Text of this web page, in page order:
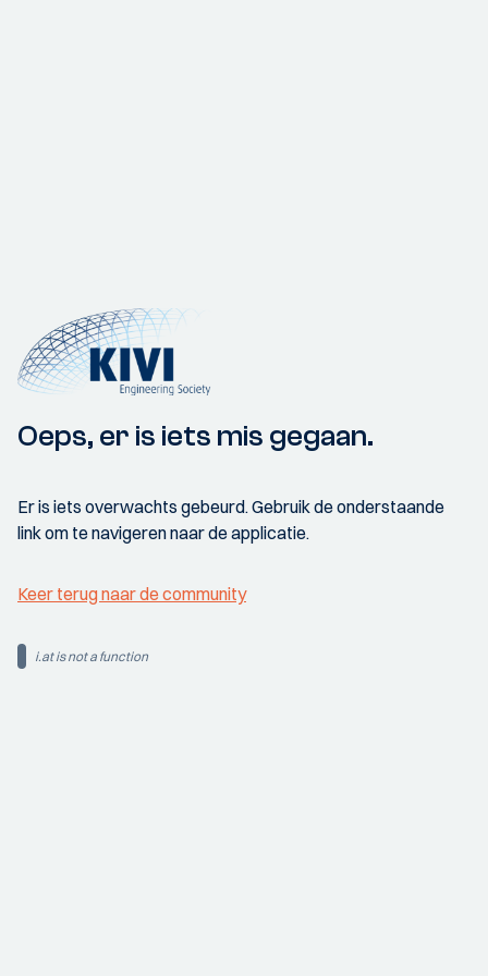
Oeps, er is iets mis gegaan.
Er is iets overwachts gebeurd. Gebruik de onderstaande
link om te navigeren naar de applicatie.
Keer terug naar de community
i.at is not a function